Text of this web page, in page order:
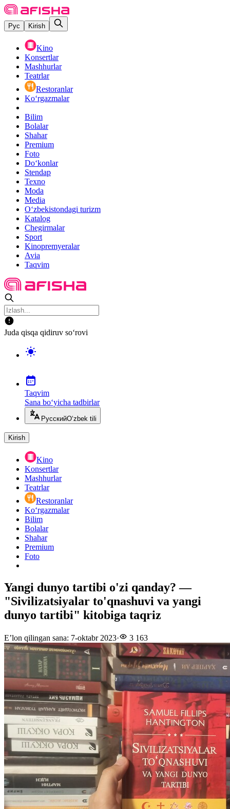
Рус Kirish
Kino
Konsertlar
Mashhurlar
Teatrlar
Restoranlar
Ko‘rgazmalar
Bilim
Bolalar
Shahar
Premium
Foto
Do‘konlar
Stendap
Texno
Moda
Media
O‘zbekistondagi turizm
Katalog
Chegirmalar
Sport
Kinopremyeralar
Avia
Taqvim
Juda qisqa qidiruv so‘rovi
Taqvim
Sana bo‘yicha tadbirlar
РусскийO‘zbek tili
Kirish
Kino
Konsertlar
Mashhurlar
Teatrlar
Restoranlar
Ko‘rgazmalar
Bilim
Bolalar
Shahar
Premium
Foto
Yangi dunyo tartibi o'zi qanday? —
"Sivilizatsiyalar to'qnashuvi va yangi
dunyo tartibi" kitobiga taqriz
E’lon qilingan sana: 7-oktabr 2023· 3 163